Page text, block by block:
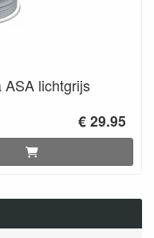
ASA lichtgrijs
€ 29.95